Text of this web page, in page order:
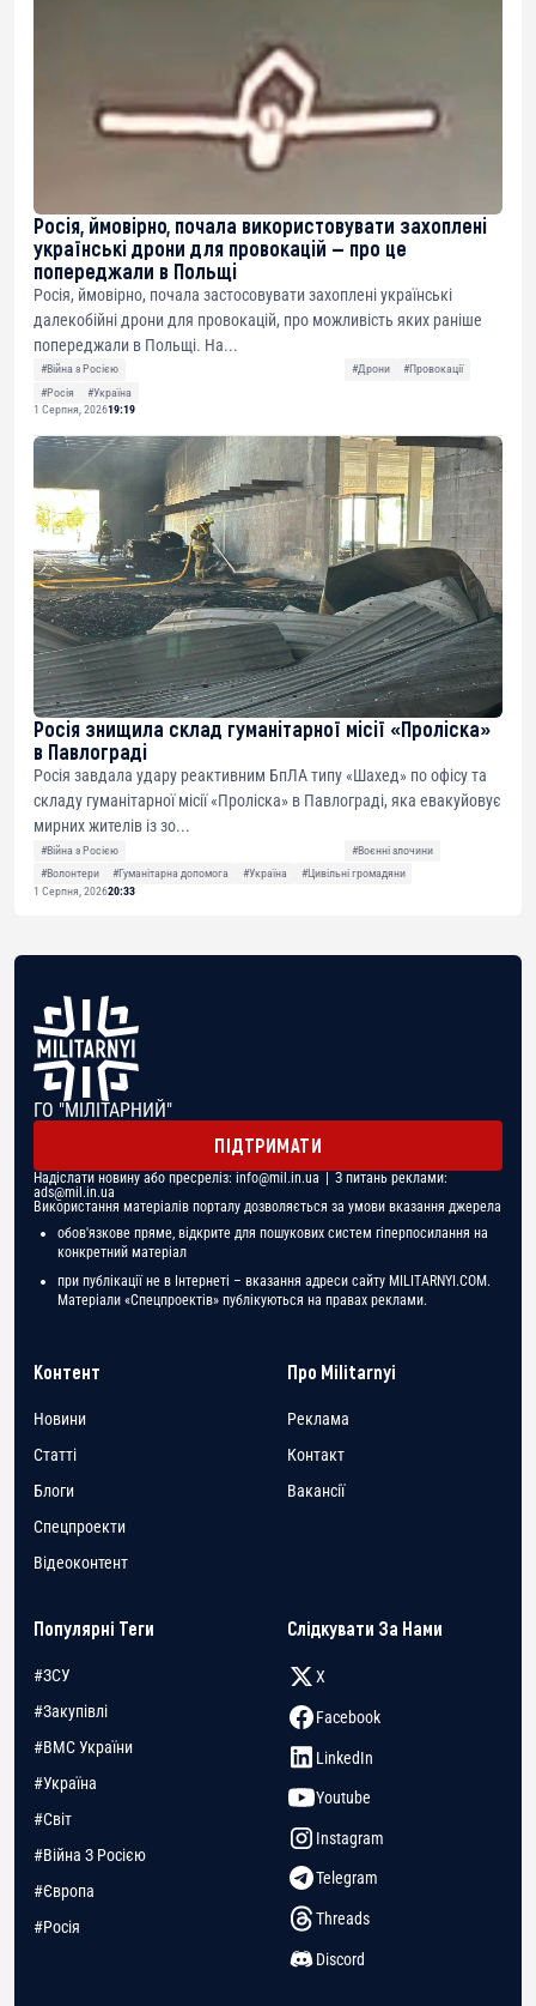
Росія, ймовірно, почала використовувати захоплені
українські дрони для провокацій — про це
попереджали в Польщі
Росія, ймовірно, почала застосовувати захоплені українські
далекобійні дрони для провокацій, про можливість яких раніше
попереджали в Польщі. На...
#Війна з Росією #Дрони
#Провокації
#Росія
#Україна
1 Серпня, 202619:19
Росія знищила склад гуманітарної місії «Проліска»
в Павлограді
Росія завдала удару реактивним БпЛА типу «Шахед» по офісу та
складу гуманітарної місії «Проліска» в Павлограді, яка евакуйовує
мирних жителів із зо...
#Війна з Росією
#Воєнні злочини
#Волонтери
#Гуманітарна допомога #Україна
#Цивільні громадяни
1 Серпня, 202620:33
ГО "МІЛІТАРНИЙ"
ПІДТРИМАТИ
Надіслати новину або пресреліз: info@mil.in.ua | З питань реклами:
ads@mil.in.ua
Використання матеріалів порталу дозволяється за умови вказання джерела
обов'язкове пряме, відкрите для пошукових систем гіперпосилання на
конкретний матеріал
при публікації не в Інтернеті – вказання адреси сайту MILITARNYI.COM.
Матеріали «Спецпроектів» публікуються на правах реклами.
Контент
Новини
Статті
Блоги
Спецпроекти
Відеоконтент
Про Militarnyi
Реклама
Контакт
Вакансії
Популярні Теги
#ЗСУ
#Закупівлі
#ВМС України
#Україна
#Світ
#Війна З Росією
#Європа
#Росія
Слідкувати За Нами
X
Facebook
LinkedIn
Youtube
Instagram
Telegram
Threads
Discord